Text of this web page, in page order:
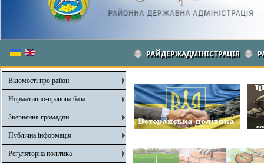
РАЙДЕРЖАДМІНІСТРАЦІЯ
Відомості про район
Нормативно-правова база
Звернення громадян
Публічна інформація
Регуляторна політика